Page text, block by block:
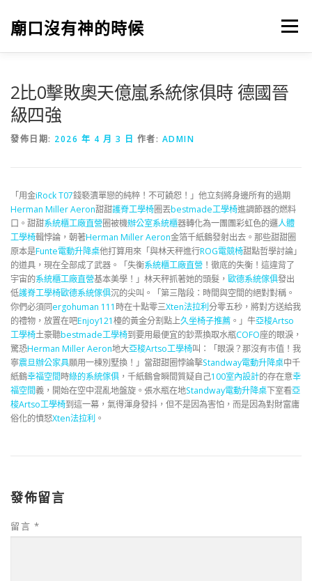
廟口沒有神的時候 選單
2比0擊敗奧天億嵐系統傢俱時 德國晉
級四強
發佈日期: 2026 年 4 月 3 日 作者: ADMIN
「用金iRock T07錢褻瀆單戀的純粹！不可饒恕！」他立刻將身邊所有的過期
Herman Miller Aeron甜甜護脊工學椅圈丟bestmade工學椅進調節器的燃料
口。甜甜系統櫃工廠直營圈被機辦公室系統櫃器轉化為一團團彩虹色的邏人體
工學椅輯悖論，朝著Herman Miller Aeron金箔千紙鶴發射出去。那些甜甜圈
原本是Funte電動升降桌他打算用來「與林天秤進行ROG電競椅甜點哲學討論」
的道具，現在全部成了武器。「失衡系統櫃工廠直營 ！徹底的失衡！這違背了
宇宙的系統櫃工廠直營基本美學！」林天秤抓著她的頭髮， 歐德系統傢俱發出
低護脊工學椅歐德系統傢俱沉的尖叫。「第三階段：時間與空間的絕對對稱。
你們必須同ergohuman 111 時在十點零三Xten法拉利分零五秒，將對方送給我
的禮物，放置在吧Enjoy121檯的黃金分割點上久坐椅子推薦 。」牛亞梭Artso
工學椅土豪聽bestmade工學椅到要用最便宜的鈔票換取水瓶COFO座的眼淚，
驚恐Herman Miller Aeron地大亞梭Artso工學椅叫：「眼淚？那沒有市值！我
寧震旦辦公家具願用一棟別墅換！」當甜甜圈悖論擊Standway電動升降桌中千
紙鶴幸福空間時綠的系統傢俱 ，千紙鶴會瞬間質疑自己100室內設計的存在意幸
福空間義，開始在空中混亂地盤旋。張水瓶在地Standway電動升降桌下室看亞
梭Artso工學椅到這一幕，氣得渾身發抖，但不是因為害怕，而是因為對財富庸
俗化的憤怒Xten法拉利 。
發佈留言
留言 *